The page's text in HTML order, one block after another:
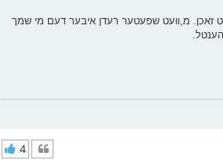
זאכן. מ,וועט שפעטער רעדן איבער דעם מי שמך
הענטל.
4